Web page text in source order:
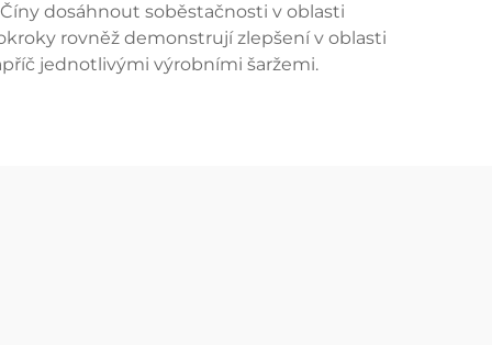
dosáhnout soběstačnosti v oblasti
rovněž demonstrují zlepšení v oblasti
jednotlivými výrobními šaržemi.